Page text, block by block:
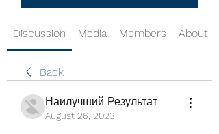
Discussion Media Members About
Back
Наилучший Результат
August 26, 2023